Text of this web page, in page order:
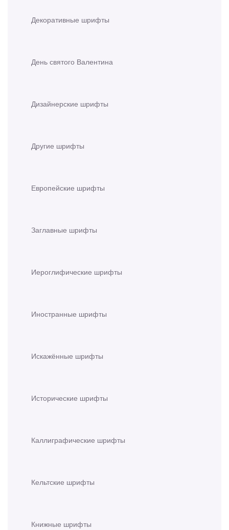
Декоративные шрифты
День святого Валентина
Дизайнерские шрифты
Другие шрифты
Европейские шрифты
Заглавные шрифты
Иероглифические шрифты
Иностранные шрифты
Искажённые шрифты
Исторические шрифты
Каллиграфические шрифты
Кельтские шрифты
Книжные шрифты